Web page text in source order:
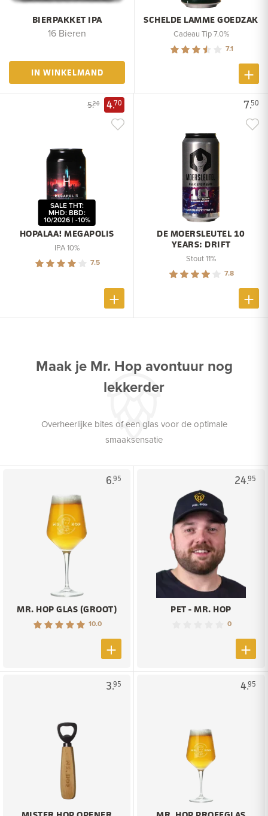
BIERPAKKET IPA
16 Bieren
IN WINKELMAND
SCHELDE LAMME GOEDZAK
Cadeau Tip 7.0%
7.1
5.20 4.70
HOPALAA! MEGAPOLIS
SALE THT:
MHD: BBD:
10/2026 | -10%
IPA 10%
7.5
7.50
DE MOERSLEUTEL 10
YEARS: DRIFT
Stout 11%
7.8
Maak je Mr. Hop avontuur nog
lekkerder
Overheerlijke bites of een glas voor de optimale
smaaksensatie
6.95
MR. HOP GLAS (GROOT)
10.0
24.95
PET - MR. HOP
0
3.95 4.95